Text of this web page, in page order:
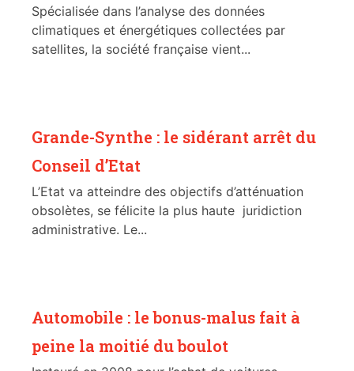
Spécialisée dans l’analyse des données
climatiques et énergétiques collectées par
satellites, la société française vient...
Grande-Synthe : le sidérant arrêt du
Conseil d’Etat
L’Etat va atteindre des objectifs d’atténuation
obsolètes, se félicite la plus haute juridiction
administrative. Le...
Automobile : le bonus-malus fait à
peine la moitié du boulot